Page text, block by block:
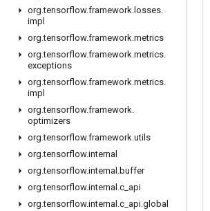
org.tensorflow.framework. losses.
impl
org.tensorflow.framework.metrics
org.tensorflow.framework.metrics.
exceptions
org.tensorflow.framework.metrics.
impl
org.tensorflow.framework.
optimizers
org.tensorflow.framework.utils
org.tensorflow.internal
org.tensorflow.internal .buffer
org.tensorflow.internal .c api
org.tensorflow.internal .c api.global